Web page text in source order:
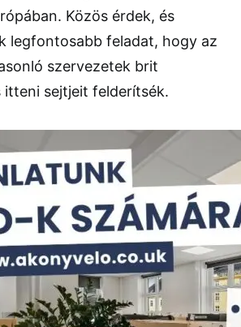
Közös érdek, és
legfontosabb feladat, hogy az
szervezetek brit
itteni sejtjeit felderítsék.